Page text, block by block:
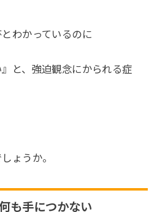
わかっているのに
』と、強迫観念にかられる症
ょうか。
も手につかない